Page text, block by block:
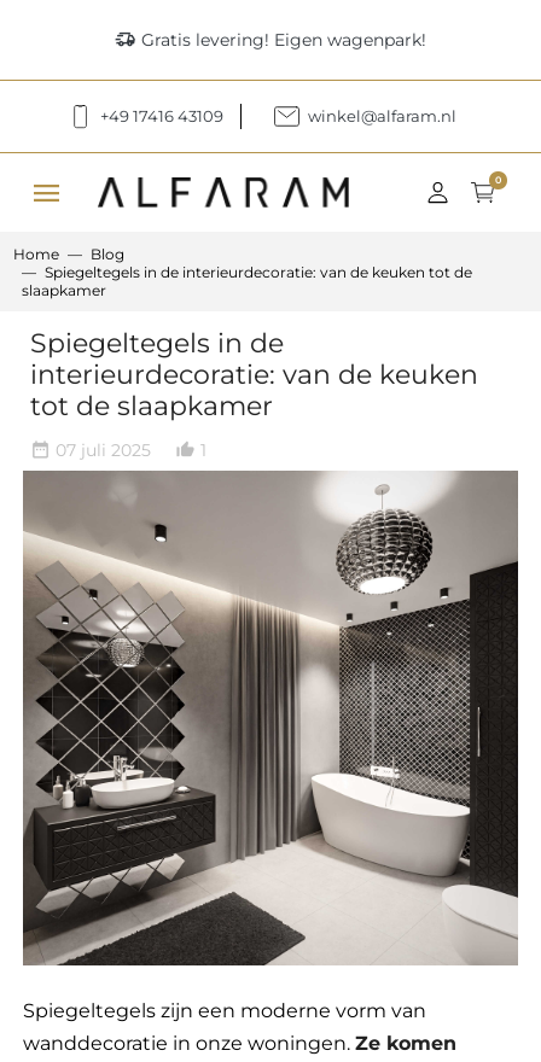
delivery_truck_speed Gratis levering! Eigen wagenpark!
+49 17416 43109 winkel@alfaram.nl
menu 0
Home
Blog
Spiegeltegels in de interieurdecoratie: van de keuken tot de
slaapkamer
Spiegeltegels in de
interieurdecoratie: van de keuken
tot de slaapkamer
date_range 07 juli 2025 thumb_up_alt 1
Spiegeltegels zijn een moderne vorm van
wanddecoratie in onze woningen.Ze komen